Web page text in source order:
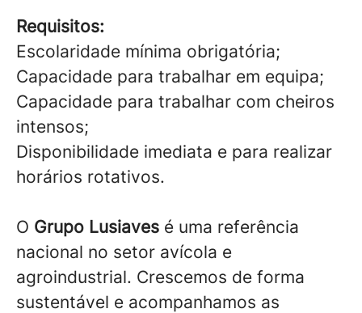
Requisitos:
Escolaridade mínima obrigatória;
Capacidade para trabalhar em equipa;
Capacidade para trabalhar com cheiros
intensos;
Disponibilidade imediata e para realizar
horários rotativos.
O Grupo Lusiaves é uma referência
nacional no setor avícola e
agroindustrial. Crescemos de forma
sustentável e acompanhamos as